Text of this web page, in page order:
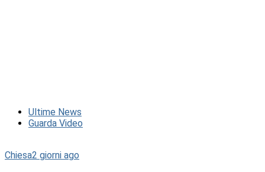
Ultime News
Guarda Video
Chiesa2 giorni ago